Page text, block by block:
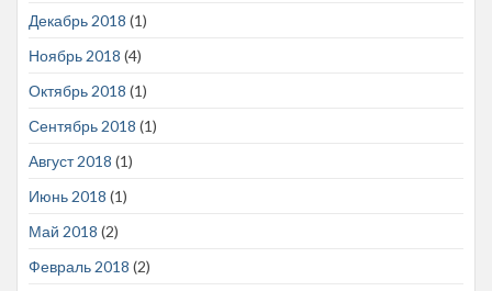
Декабрь 2018 (1)
Ноябрь 2018 (4)
Октябрь 2018 (1)
Сентябрь 2018 (1)
Август 2018 (1)
Июнь 2018 (1)
Май 2018 (2)
Февраль 2018 (2)